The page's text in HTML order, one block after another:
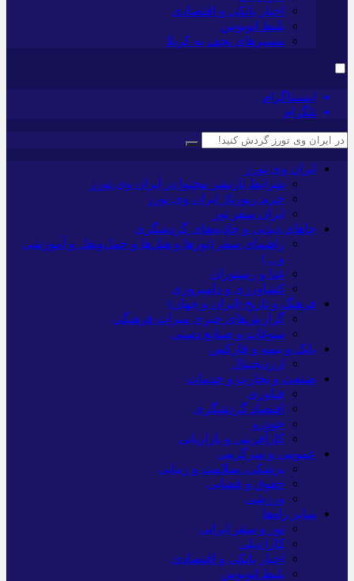
اخبار بانکی و اقتصادی
بلیط اتوبوس
مسیرهای نجف به کربلا
اینستاگرام
تلگرام
ایران وی تورز
شرایط بازنشر محتوا در ایران وی تورز
خرید رپورتاژ ایران وی تورز
ایران سفر تور
جاهای دیدنی و جاذبه‌های گردشگری
راهنمای سفر (تورها و هتل‌ها و حمل‌و‌نقل و آموزشی
و…)
غذا و رستوران
کشاورزی و دامپروری
فرهنگ و تاریخ (ایران و جهان)
گزارش‌های خبری میراث فرهنگی
سوغات و صنایع دستی
بانک و بیمه و فارکس
ارزدیجیتال
صنعت و تجارت و خدمات
فناوری
اقتصاد گردشگری
خودرو
کارآفرینی و بازاریابی
عمومی و سرگرمی
پزشکی، سلامت و زیبایی
حقوق و قضایی
ورزشی
سایر راه‌ها
تور و سفر ایرانی
کارا دیلی
اخبار بانکی و اقتصادی
بلیط اتوبوس